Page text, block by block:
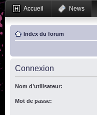
Accueil News
Index du forum
Connexion
Nom d’utilisateur:
Mot de passe: